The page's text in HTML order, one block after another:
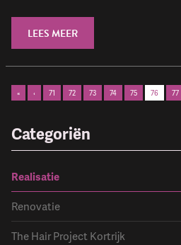
LEES MEER
« ‹ 71 72 73 74 75 76 77
Categoriën
Realisatie
Renovatie
The Hair Project Kortrijk